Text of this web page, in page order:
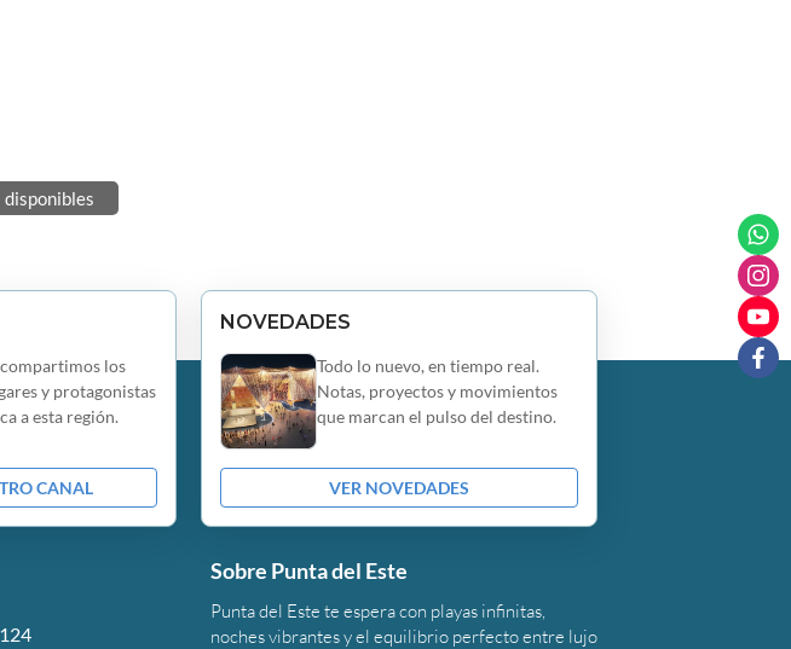
disponibles
compartimos los
y protagonistas
a esta región.
CANAL
NOVEDADES
Todo lo nuevo, en tiempo real.
Notas, proyectos y movimientos
que marcan el pulso del destino.
VER NOVEDADES
Sobre Punta del Este
Punta del Este te espera con playas infinitas,
noches vibrantes y el equilibrio perfecto entre lujo